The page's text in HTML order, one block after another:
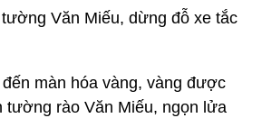
Văn Miếu, dừng đỗ xe tắc
màn hóa vàng, vàng được
tường rào Văn Miếu, ngọn lửa